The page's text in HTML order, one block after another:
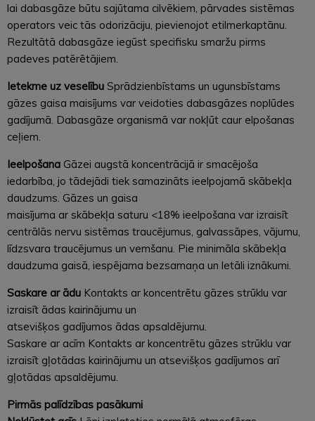
lai dabasgāze būtu sajūtama cilvēkiem, pārvades sistēmas
operators veic tās odorizāciju, pievienojot etilmerkaptānu.
Rezultātā dabasgāze iegūst specifisku smaržu pirms
padeves patērētājiem.
Ietekme uz veselību Sprādzienbīstams un ugunsbīstams
gāzes gaisa maisījums var veidoties dabasgāzes noplūdes
gadījumā. Dabasgāze organismā var nokļūt caur elpošanas
ceļiem.
Ieelpošana Gāzei augstā koncentrācijā ir smacējoša
iedarbība, jo tādejādi tiek samazināts ieelpojamā skābekļa
daudzums. Gāzes un gaisa
maisījuma ar skābekļa saturu <18% ieelpošana var izraisīt
centrālās nervu sistēmas traucējumus, galvassāpes, vājumu,
līdzsvara traucējumus un vemšanu. Pie minimāla skābekļa
daudzuma gaisā, iespējama bezsamaņa un letāli iznākumi.
Saskare ar ādu Kontakts ar koncentrētu gāzes strūklu var
izraisīt ādas kairinājumu un
atsevišķos gadījumos ādas apsaldējumu.
Saskare ar acīm Kontakts ar koncentrētu gāzes strūklu var
izraisīt gļotādas kairinājumu un atsevišķos gadījumos arī
gļotādas apsaldējumu.
Pirmās palīdzības pasākumi